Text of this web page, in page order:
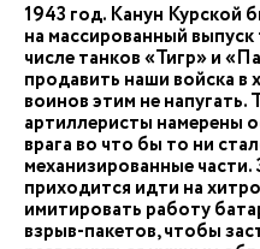
1943 год. Канун Курской
на массированный
числе танков «Тигр» и
продавить наши войска в
воинов этим не напугать.
артиллеристы намерены
врага во что бы то ни
механизированные
приходится идти на
имитировать работу
взрыв-пакетов, чтобы